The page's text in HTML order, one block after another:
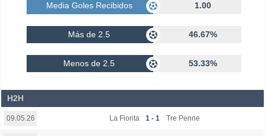
Media Goles Recibidos 1.00
Más de 2.5 46.67%
Menos de 2.5 53.33%
H2H
09.05.26 La Fiorita 1 - 1 Tre Penne